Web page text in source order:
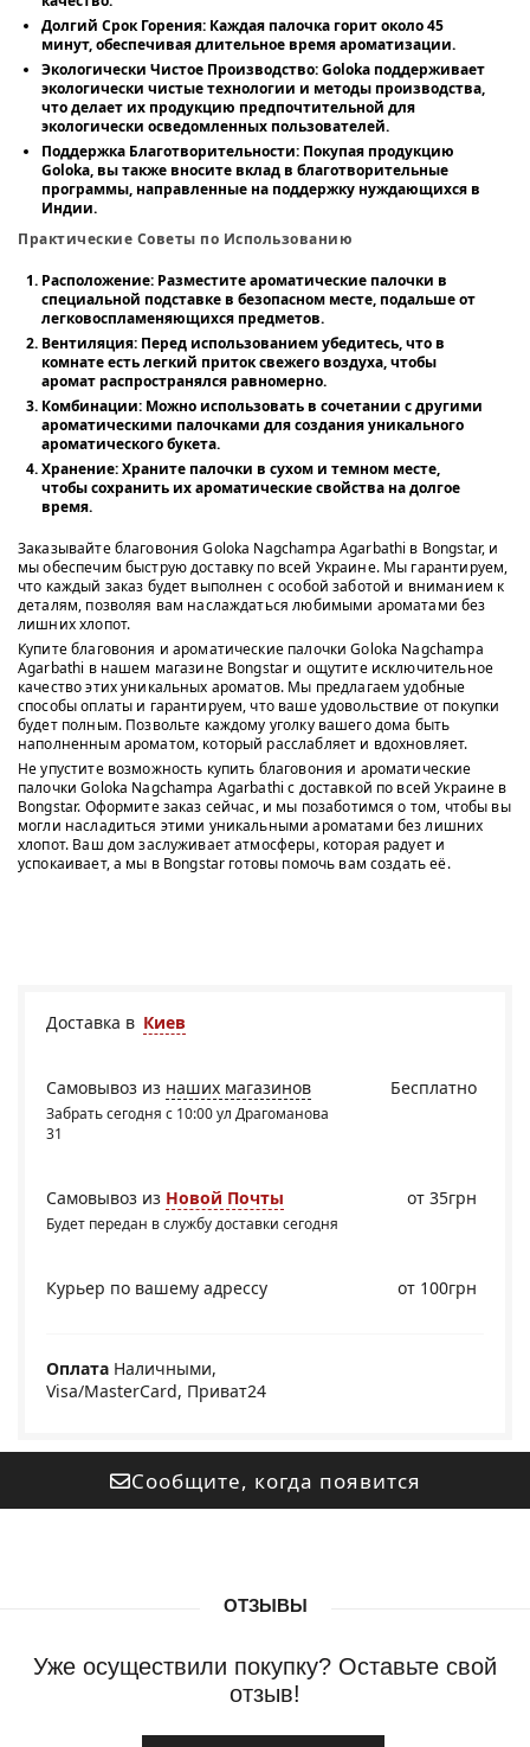
Долгий Срок Горения: Каждая палочка горит около 45
минут, обеспечивая длительное время ароматизации.
Экологически Чистое Производство:Goloka поддерживает
экологически чистые технологии и методы производства,
что делает их продукцию предпочтительной для
экологически осведомленных пользователей.
Поддержка Благотворительности: Покупая продукцию
Goloka, вы также вносите вклад в благотворительные
программы, направленные на поддержку нуждающихся в
Индии.
Практические Советы по Использованию
Расположение: Разместите ароматические палочки в
специальной подставке в безопасном месте, подальше от
легковоспламеняющихся предметов.
Вентиляция: Перед использованием убедитесь, что в
комнате есть легкий приток свежего воздуха, чтобы
аромат распространялся равномерно.
Комбинации: Можно использовать в сочетании с другими
ароматическими палочками для создания уникального
ароматического букета.
Хранение:Храните палочки в сухом и темном месте,
чтобы сохранить их ароматические свойства на долгое
время.
Заказывайте благовония Goloka Nagchampa Agarbathi в Bongstar, и
мы обеспечим быструю доставку по всей Украине. Мы гарантируем,
что каждый заказ будет выполнен с особой заботой и вниманием к
деталям, позволяя вам наслаждаться любимыми ароматами без
лишних хлопот.
Купите благовония и ароматические палочки Goloka Nagchampa
Agarbathi в нашем магазине Bongstar и ощутите исключительное
качество этих уникальных ароматов. Мы предлагаем удобные
способы оплаты и гарантируем, что ваше удовольствие от покупки
будет полным. Позвольте каждому уголку вашего дома быть
наполненным ароматом, который расслабляет и вдохновляет.
Не упустите возможность купить благовония и ароматические
палочки Goloka Nagchampa Agarbathi с доставкой по всей Украине в
Bongstar. Оформите заказ сейчас, и мы позаботимся о том, чтобы вы
могли насладиться этими уникальными ароматами без лишних
хлопот. Ваш дом заслуживает атмосферы, которая радует и
успокаивает, а мы в Bongstar готовы помочь вам создать её.
Доставка в Киев
Бесплатно
Самовывоз из наших магазинов
Забрать сегодня с 10:00 ул Драгоманова
31
Самовывоз из Новой Почты
Будет передан в службу доставки сегодня
от 35грн
Курьер по вашему адрессу от 100грн
Оплата Наличными,
Visa/MasterCard, Приват24
Сообщите, когда появится
ОТЗЫВЫ
Уже осуществили покупку? Оставьте свой
отзыв!